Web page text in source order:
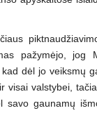
pažymėjo,
dėl jo veiksmų
visai valstybei,
savo gaunamų